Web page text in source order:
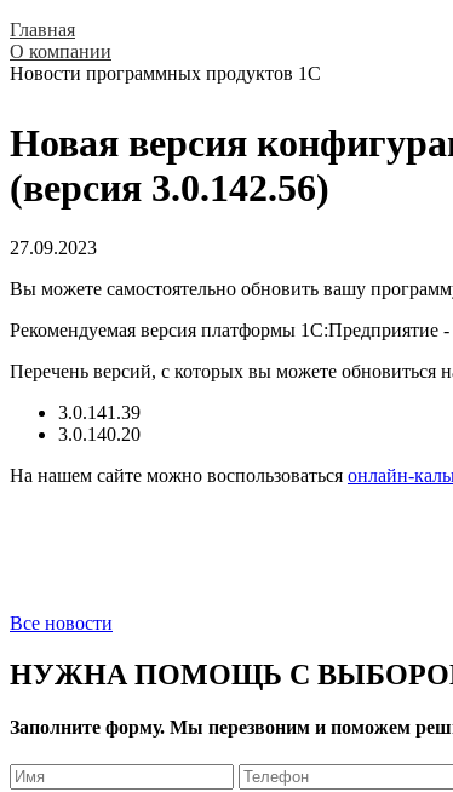
Главная
О компании
Новости программных продуктов 1С
Новая версия
(версия 3.0.142.56)
27.09.2023
Вы можете самостоятельно обновить вашу
Рекомендуемая версия платформы 1С:Предприятие -
Перечень версий, с которых вы можете обновиться
3.0.141.39
3.0.140.20
На нашем сайте можно воспользоваться онлайн-
Все новости
НУЖНА ПОМОЩЬ С
Заполните форму. Мы перезвоним и поможем